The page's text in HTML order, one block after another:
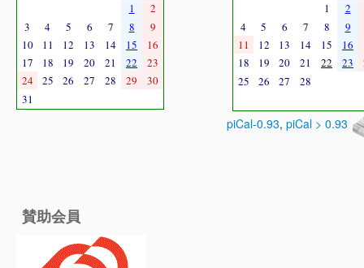
1
2
3
4 5 6 7 8
9
10
11 12 13 14 15
16
17
18 19 20 21 22
23
24
25 26 27 28 29
30
31
1
2
4
5 6 7 8 9
11
12 13 14 15 16
18
19 20 21 22 23
25
26 27 28
piCal-0.93, piCal > 0.93
賛助会員